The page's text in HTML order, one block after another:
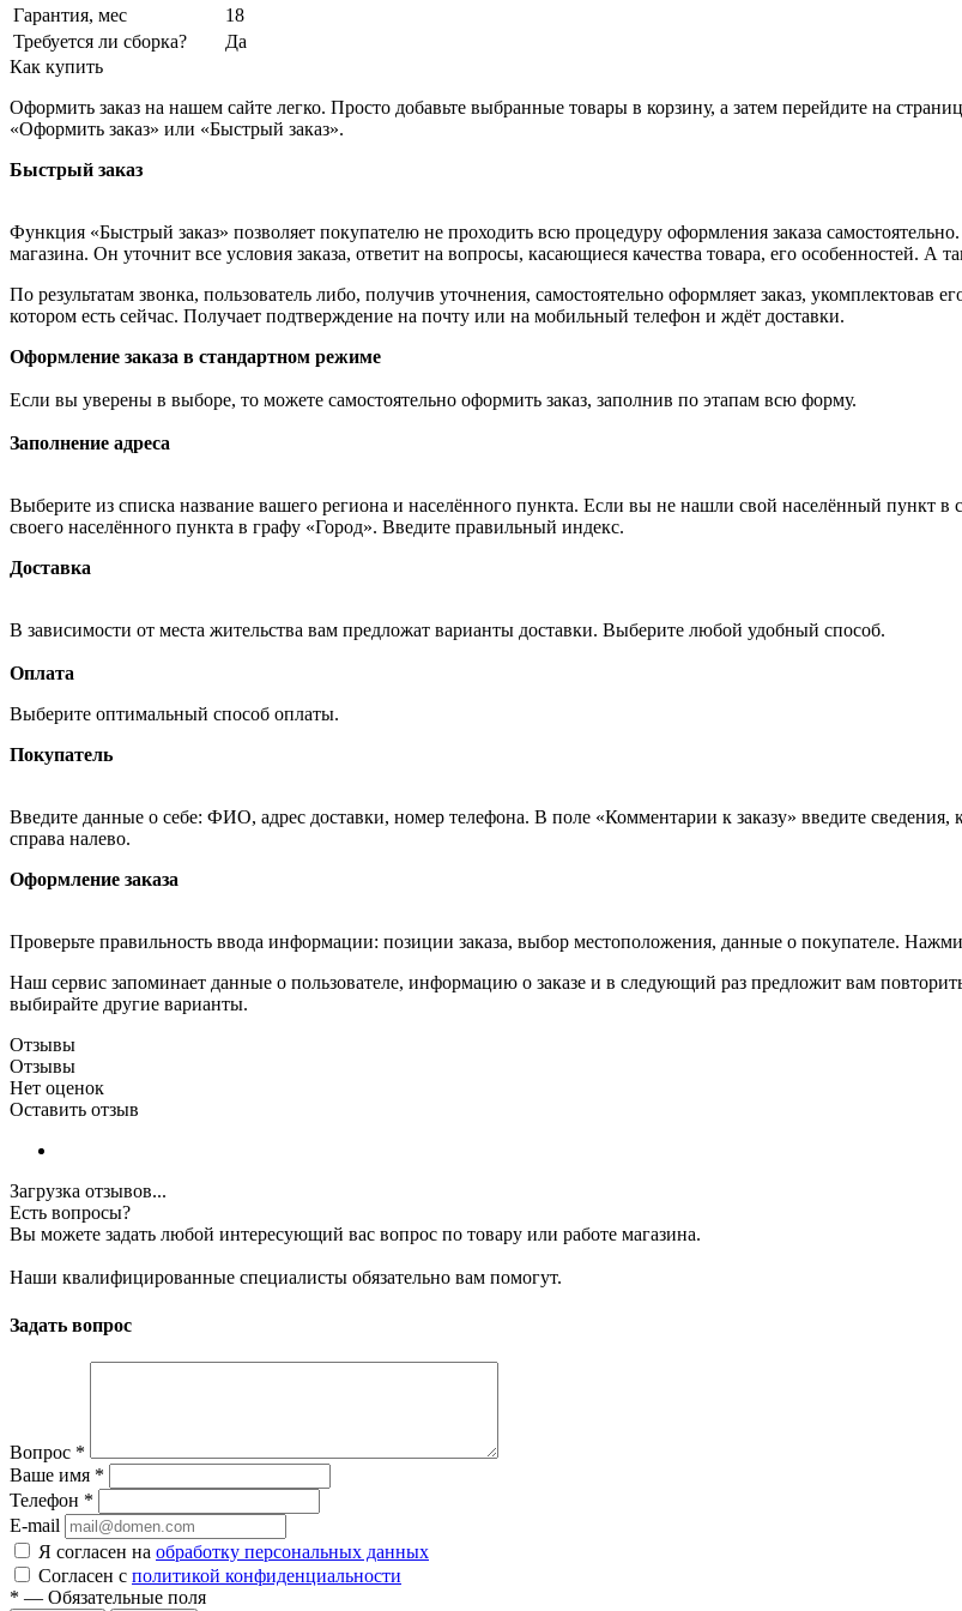
Гарантия, мес
18
Требуется ли сборка?
Да
Как купить
Оформить заказ на нашем сайте легко. Просто добавьте выбранные товары в корзину, а затем перейдите на
«Оформить заказ» или «Быстрый заказ».
Быстрый заказ
Функция «Быстрый заказ» позволяет покупателю не проходить всю процедуру оформления заказа
магазина. Он уточнит все условия заказа, ответит на вопросы, касающиеся качества товара, его особенностей. А
По результатам звонка, пользователь либо, получив уточнения, самостоятельно оформляет заказ,
котором есть сейчас. Получает подтверждение на почту или на мобильный телефон и ждёт доставки.
Оформление заказа в стандартном режиме
Если вы уверены в выборе, то можете самостоятельно оформить заказ, заполнив по этапам всю форму.
Заполнение адреса
Выберите из списка название вашего региона и населённого пункта. Если вы не нашли свой населённый пункт
своего населённого пункта в графу «Город». Введите правильный индекс.
Доставка
В зависимости от места жительства вам предложат варианты доставки. Выберите любой удобный способ.
Оплата
Выберите оптимальный способ оплаты.
Покупатель
Введите данные о себе: ФИО, адрес доставки, номер телефона. В поле «Комментарии к заказу» введите
справа налево.
Оформление заказа
Проверьте правильность ввода информации: позиции заказа, выбор местоположения, данные о покупателе.
Наш сервис запоминает данные о пользователе, информацию о заказе и в следующий раз предложит вам
выбирайте другие варианты.
Отзывы
Отзывы
Нет оценок
Оставить отзыв
Загрузка отзывов...
Есть вопросы?
Вы можете задать любой интересующий вас вопрос по товару или работе магазина.
Наши квалифицированные специалисты обязательно вам помогут.
Задать вопрос
Вопрос *
Ваше имя *
Телефон *
E-mail
Я согласен на обработку персональных данных
Согласен с политикой конфиденциальности
* — Обязательные поля